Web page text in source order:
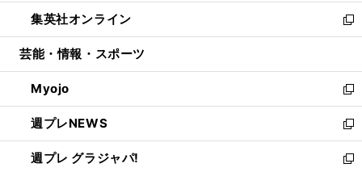
く
で
開
ン
ド
ウ
開
く
ウ
ィ
ン
ウ
で
開
く
し
い
ウ
ン
ド
ウ
で
開
く
集英社オンライン
新
し
ウ
ィ
ン
ド
ウ
で
芸能・情報・スポーツ
Myojo
新
し
い
ウ
ィ
週プレNEWS
新
し
い
週プレ グラジャパ!
新